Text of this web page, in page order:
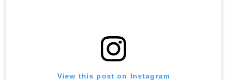
View this post on Instagram